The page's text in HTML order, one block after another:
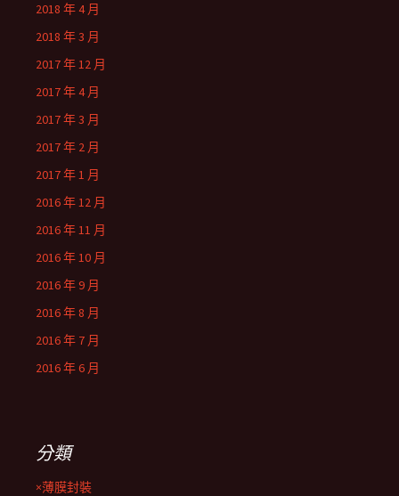
2018 年 4 月
2018 年 3 月
2017 年 12 月
2017 年 4 月
2017 年 3 月
2017 年 2 月
2017 年 1 月
2016 年 12 月
2016 年 11 月
2016 年 10 月
2016 年 9 月
2016 年 8 月
2016 年 7 月
2016 年 6 月
分類
×薄膜封裝